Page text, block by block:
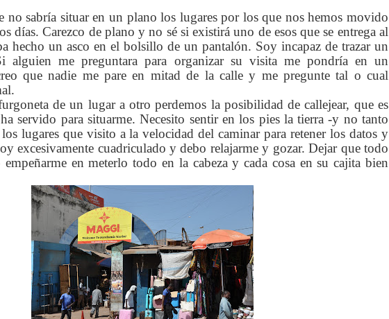
no sabría situar en un plano los lugares por los que nos hemos movido
días. Carezco de plano y no sé si existirá uno de esos que se entrega al
hecho un asco en el bolsillo de un pantalón. Soy incapaz de trazar un
alguien me preguntara para organizar su visita me pondría en un
que nadie me pare en mitad de la calle y me pregunte tal o cual
de un lugar a otro perdemos la posibilidad de callejear, que es
servido para situarme. Necesito sentir en los pies la tierra -y no tanto
lugares que visito a la velocidad del caminar para retener los datos y
excesivamente cuadriculado y debo relajarme y gozar. Dejar que todo
en meterlo todo en la cabeza y cada cosa en su cajita bien